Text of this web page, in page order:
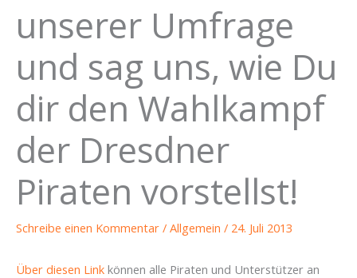
unserer Umfrage
und sag uns, wie Du
dir den Wahlkampf
der Dresdner
Piraten vorstellst!
Schreibe einen Kommentar / Allgemein / 24. Juli 2013
Über diesen Link können alle Piraten und Unterstützer an